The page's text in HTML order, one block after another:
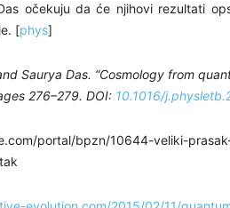
očekuju da će njihovi rezultati
[phys]
Saurya Das. “Cosmology from
276–279. DOI: 10.1016/
portal/bpzn/10644-veliki-